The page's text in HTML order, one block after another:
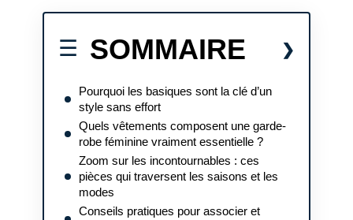
SOMMAIRE
Pourquoi les basiques sont la clé d’un
style sans effort
Quels vêtements composent une garde-
robe féminine vraiment essentielle ?
Zoom sur les incontournables : ces
pièces qui traversent les saisons et les
modes
Conseils pratiques pour associer et